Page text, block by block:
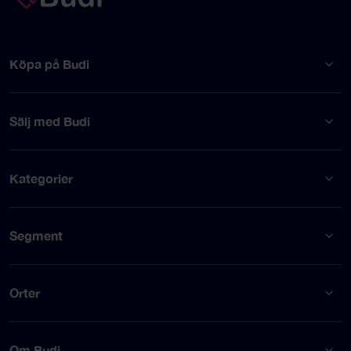
Köpa på Budi
Sälj med Budi
Kategorier
Segment
Orter